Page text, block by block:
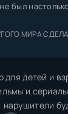
был
СДЕЛАЛ МЕНЯ
детей и
и